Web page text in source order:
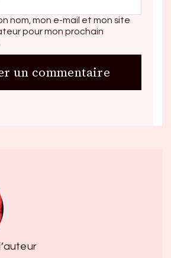
nom, mon e-mail et mon site
pour mon prochain